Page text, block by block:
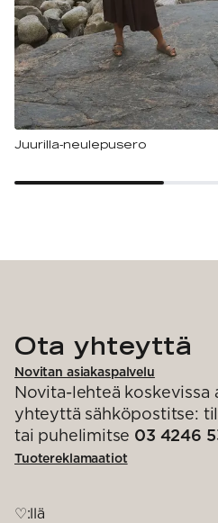
Juurilla-neulepusero
Ota yhteyttä
Novitan asiakaspalvelu
Novita-lehteä koskevissa
yhteyttä sähköpostitse:
tai puhelimitse 03 4246
Tuotereklamaatiot
♡:llä